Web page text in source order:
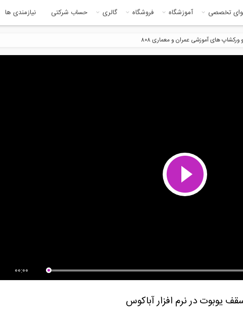
تخصصی آموزشگاه فروشگاه گالری حساب شرکتی نیازمندی ها
های آموزشی عمران و معماری ۸۰۸
00:00
یوبوت در نرم افزار آباکوس